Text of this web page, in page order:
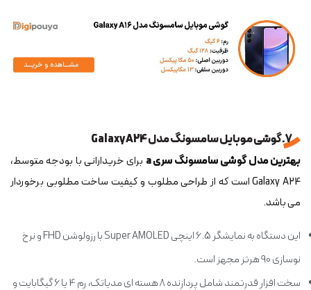
7. گوشی موبایل سامسونگ مدل Galaxy A24
بهترین مدل گوشی سامسونگ سری a برای خریدارانی با بودجه متوسط،
Galaxy A24 است که از طراحی مطلوب و کیفیت ساخت مطلوبی برخوردار
می باشد.
این دستگاه به نمایشگر 6.5 اینچی Super AMOLED با رزولوشن FHD و نرخ
نوسازی 90 هرتز مجهز است.
سخت افزار قدرتمند شامل پردازنده 8 هسته ای مدیاتک، رم 4 یا 6 گیگابایت و